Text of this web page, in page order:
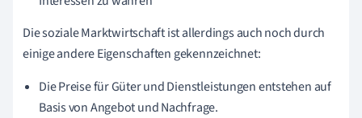
Die soziale Marktwirtschaft ist allerdings auch noch durch
einige andere Eigenschaften gekennzeichnet:
Die Preise für Güter und Dienstleistungen entstehen auf
Basis von Angebot und Nachfrage.